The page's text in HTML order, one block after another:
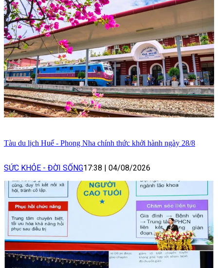
Tàu du lịch Huế - Phong Nha chính thức khởi hành ngày 28/8
SỨC KHỎE - ĐỜI SỐNG17:38 04/08/2026